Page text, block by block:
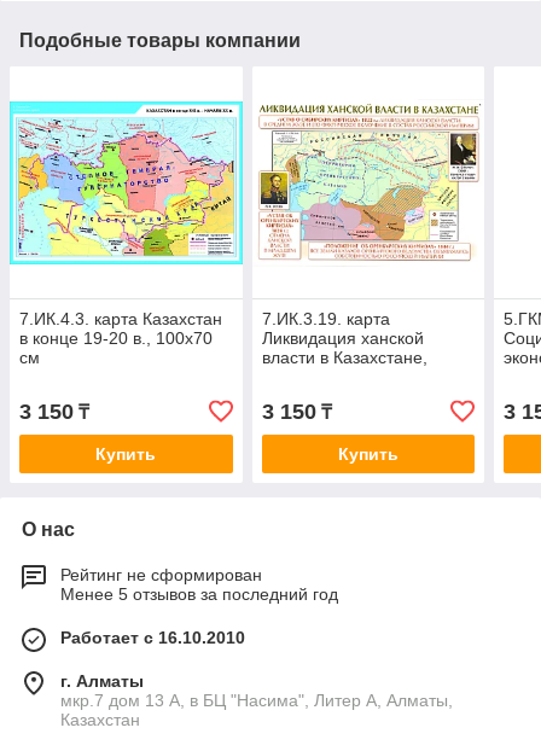
Подобные товары компании
7.ИК.4.3. карта Казахстан
в конце 19-20 в., 100х70
см
3 150 ₸
Купить
7.ИК.3.19. карта
Ликвидация ханской
власти в Казахстане,
3 150₸
Купить
3
О нас
Рейтинг не сформирован
Менее 5 отзывов за последний год
Работает с 16.10.2010
г. Алматы
мкр.7 дом 13 А, в БЦ "Насима", Литер А, Алматы,
Казахстан